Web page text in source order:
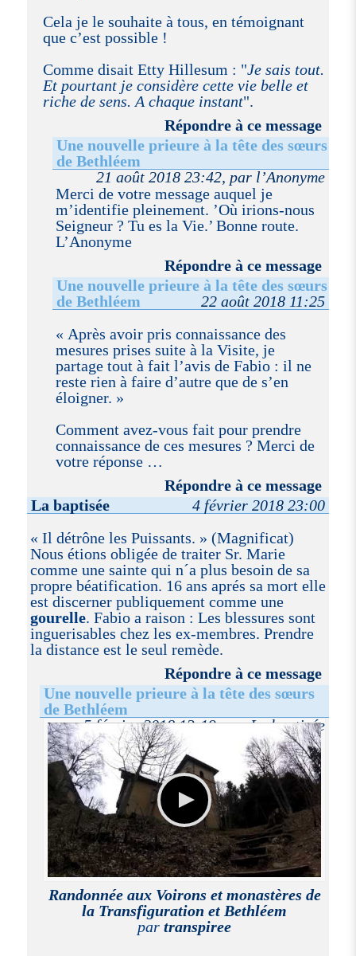
Cela je le souhaite à tous, en témoignant
que c’est possible !
Comme disait Etty Hillesum : "Je sais tout.
Et pourtant je considère cette vie belle et
riche de sens. A chaque instant".
Répondre à ce message
Une nouvelle prieure à la tête des sœurs
de Bethléem
21 août 2018 23:42, par l’Anonyme
Merci de votre message auquel je
m’identifie pleinement. ’Où irions-nous
Seigneur ? Tu es la Vie.’ Bonne route.
L’Anonyme
Répondre à ce message
Une nouvelle prieure à la tête des sœurs
de Bethléem
22 août 2018 11:25
« Après avoir pris connaissance des
mesures prises suite à la Visite, je
partage tout à fait l’avis de Fabio : il ne
reste rien à faire d’autre que de s’en
éloigner. »
Comment avez-vous fait pour prendre
connaissance de ces mesures ? Merci de
votre réponse …
Répondre à ce message
La baptisée
4 février 2018 23:00
« Il détrône les Puissants. » (Magnificat)
Nous étions obligée de traiter Sr. Marie
comme une sainte qui n´a plus besoin de sa
propre béatification. 16 ans aprés sa mort elle
est discerner publiquement comme une
gourelle. Fabio a raison : Les blessures sont
inguerisables chez les ex-membres. Prendre
la distance est le seul remède.
Répondre à ce message
Une nouvelle prieure à la tête des sœurs
de Bethléem
5 février 2018 13:19, par La baptisée
Randonnée aux Voirons et monastères de
la Transfiguration et Bethléem
par transpiree